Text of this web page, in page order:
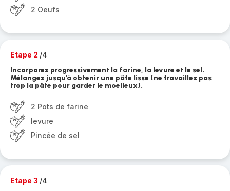
2 Oeufs
Etape 2 /4
Incorporez progressivement la farine, la levure et le sel.
Mélangez jusqu'à obtenir une pâte lisse (ne travaillez pas
trop la pâte pour garder le moelleux).
2 Pots de farine
levure
Pincée de sel
Etape 3 /4